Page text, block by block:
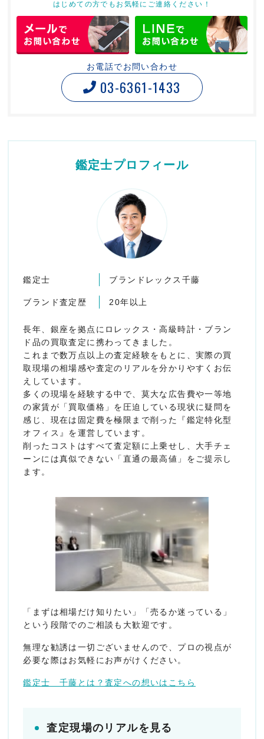
はじめての方でもお気軽にご連絡ください！
お電話でお問い合わせ
03-6361-1433
鑑定士プロフィール
鑑定士 ブランドレックス千藤
ブランド査定歴 20年以上
長年、銀座を拠点にロレックス・高級時計・ブラン
ド品の買取査定に携わってきました。
これまで数万点以上の査定経験をもとに、実際の買
取現場の相場感や査定のリアルを分かりやすくお伝
えしています。
多くの現場を経験する中で、莫大な広告費や一等地
の家賃が「買取価格」を圧迫している現状に疑問を
感じ、現在は固定費を極限まで削った『鑑定特化型
オフィス』を運営しています。
削ったコストはすべて査定額に上乗せし、大手チェ
ーンには真似できない「直通の最高値」をご提示し
ます。
「まずは相場だけ知りたい」「売るか迷っている」
という段階でのご相談も大歓迎です。
無理な勧誘は一切ございませんので、プロの視点が
必要な際はお気軽にお声がけください。
鑑定士 千藤とは？査定への想いはこちら
査定現場のリアルを見る